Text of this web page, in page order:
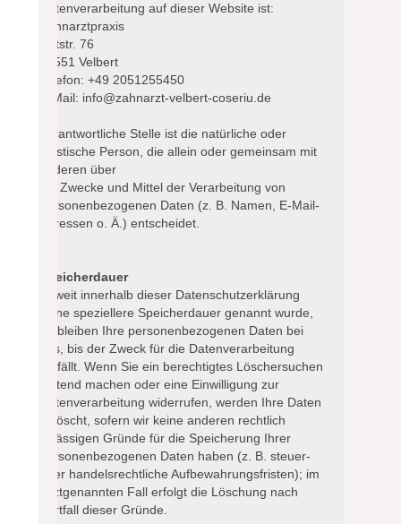
Datenverarbeitung auf dieser Website ist:
Zahnarztpraxis
Oststr. 76
42551 Velbert
Telefon: +49 2051255450
E-Mail: info@zahnarzt-velbert-coseriu.de
Verantwortliche Stelle ist die natürliche oder
juristische Person, die allein oder gemeinsam mit
anderen über
die Zwecke und Mittel der Verarbeitung von
personenbezogenen Daten (z. B. Namen, E-Mail-
Adressen o. Ä.) entscheidet.
Speicherdauer
Soweit innerhalb dieser Datenschutzerklärung
keine speziellere Speicherdauer genannt wurde,
verbleiben Ihre personenbezogenen Daten bei
uns, bis der Zweck für die Datenverarbeitung
entfällt. Wenn Sie ein berechtigtes Löschersuchen
geltend machen oder eine Einwilligung zur
Datenverarbeitung widerrufen, werden Ihre Daten
gelöscht, sofern wir keine anderen rechtlich
zulässigen Gründe für die Speicherung Ihrer
personenbezogenen Daten haben (z. B. steuer-
oder handelsrechtliche Aufbewahrungsfristen); im
letztgenannten Fall erfolgt die Löschung nach
Fortfall dieser Gründe.